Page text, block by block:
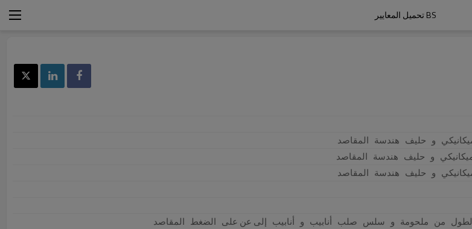
BS تحميل المعايير
و حليف هندسة المقاصد
و حليف هندسة المقاصد
و حليف هندسة المقاصد
من ملحومة و سلس صلب أنابيب و أنابيب إلى عن على الضغط المقاصد